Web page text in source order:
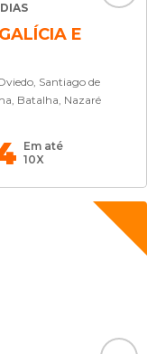
E
Santiago de
Batalha, Nazaré
Em até
10X